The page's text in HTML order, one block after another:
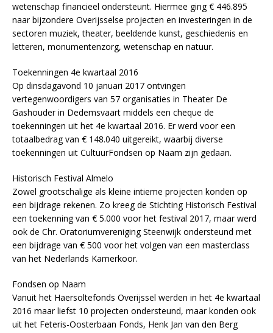
wetenschap financieel ondersteunt. Hiermee ging € 446.895
naar bijzondere Overijsselse projecten en investeringen in de
sectoren muziek, theater, beeldende kunst, geschiedenis en
letteren, monumentenzorg, wetenschap en natuur.
Toekenningen 4e kwartaal 2016
Op dinsdagavond 10 januari 2017 ontvingen
vertegenwoordigers van 57 organisaties in Theater De
Gashouder in Dedemsvaart middels een cheque de
toekenningen uit het 4e kwartaal 2016. Er werd voor een
totaalbedrag van € 148.040 uitgereikt, waarbij diverse
toekenningen uit CultuurFondsen op Naam zijn gedaan.
Historisch Festival Almelo
Zowel grootschalige als kleine intieme projecten konden op
een bijdrage rekenen. Zo kreeg de Stichting Historisch Festival
een toekenning van € 5.000 voor het festival 2017, maar werd
ook de Chr. Oratoriumvereniging Steenwijk ondersteund met
een bijdrage van € 500 voor het volgen van een masterclass
van het Nederlands Kamerkoor.
Fondsen op Naam
Vanuit het Haersoltefonds Overijssel werden in het 4e kwartaal
2016 maar liefst 10 projecten ondersteund, maar konden ook
uit het Feteris-Oosterbaan Fonds, Henk Jan van den Berg